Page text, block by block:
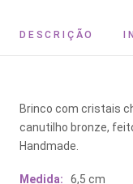
DESCRIÇÃO
Brinco com cristais
canutilho bronze,
Handmade.
Medida: 6,5 cm